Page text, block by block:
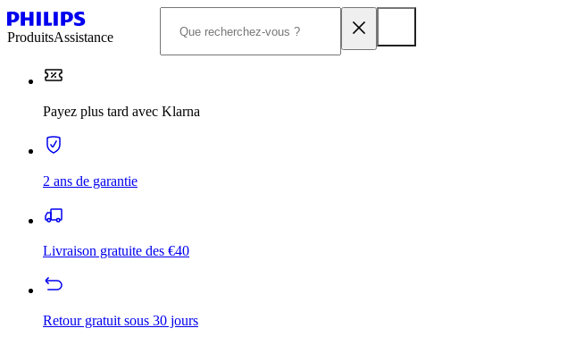
ProduitsAssistance
Payez plus tard avec Klarna
2 ans de garantie
Livraison gratuite des €40
Retour gratuit sous 30 jours